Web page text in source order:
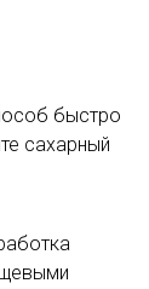
быстро
сахарный